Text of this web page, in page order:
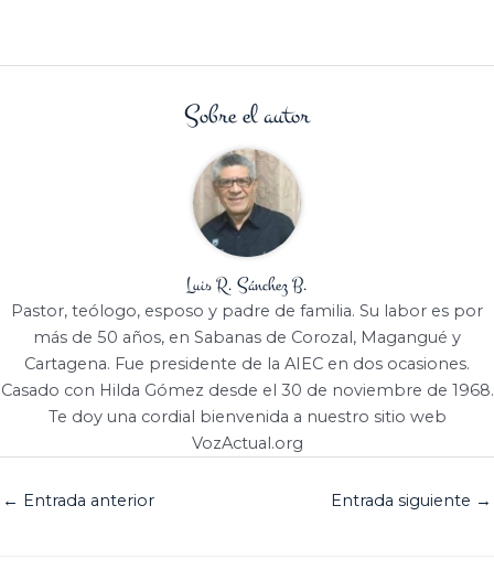
Sobre el autor
Luis R. Sánchez B.
Pastor, teólogo, esposo y padre de familia. Su labor es por
más de 50 años, en Sabanas de Corozal, Magangué y
Cartagena. Fue presidente de la AIEC en dos ocasiones.
Casado con Hilda Gómez desde el 30 de noviembre de 1968.
Te doy una cordial bienvenida a nuestro sitio web
VozActual.org
← Entrada anterior Entrada siguiente →